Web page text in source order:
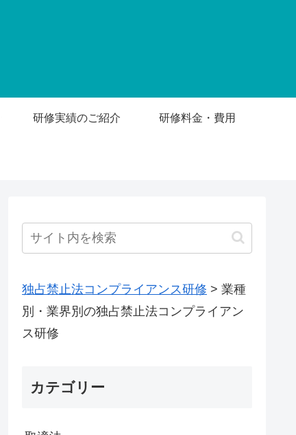
研修実績のご紹介 研修料金・費用
独占禁止法コンプライアンス研修 > 業種
別・業界別の独占禁止法コンプライアン
ス研修
カテゴリー